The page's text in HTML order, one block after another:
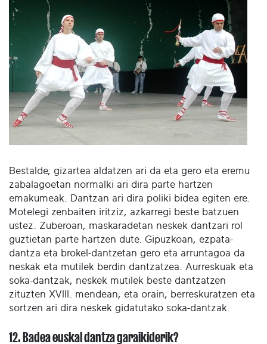
Bestalde, gizartea aldatzen ari da eta gero eta eremu
zabalagoetan normalki ari dira parte hartzen
emakumeak. Dantzan ari dira poliki bidea egiten ere.
Motelegi zenbaiten iritziz, azkarregi beste batzuen
ustez. Zuberoan, maskaradetan neskek dantzari rol
guztietan parte hartzen dute. Gipuzkoan, ezpata-
dantza eta brokel-dantzetan gero eta arruntagoa da
neskak eta mutilek berdin dantzatzea. Aurreskuak eta
soka-dantzak, neskek mutilek beste dantzatzen
zituzten XVIII. mendean, eta orain, berreskuratzen eta
sortzen ari dira neskek gidatutako soka-dantzak.
12. Badea euskal dantza garaikiderik?